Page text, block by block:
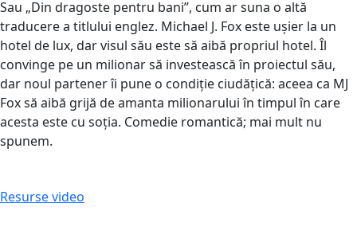
Sau „Din dragoste pentru bani”, cum ar suna o altă
traducere a titlului englez. Michael J. Fox este uşier la un
hotel de lux, dar visul său este să aibă propriul hotel. Îl
convinge pe un milionar să investească în proiectul său,
dar noul partener îi pune o condiţie ciudăţică: aceea ca MJ
Fox să aibă grijă de amanta milionarului în timpul în care
acesta este cu soţia. Comedie romantică; mai mult nu
spunem.
Resurse video